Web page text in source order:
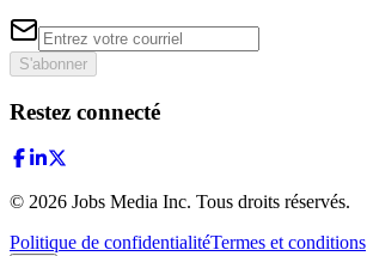
S'abonner
Restez connecté
© 2026 Jobs Media Inc. Tous droits réservés.
Politique de confidentialitéTermes et conditions